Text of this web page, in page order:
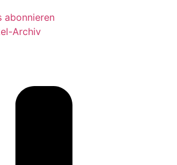
abonnieren
Archiv